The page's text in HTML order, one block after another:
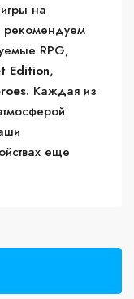
на
рекомендуем
RPG,
Edition,
. Каждая из
еще